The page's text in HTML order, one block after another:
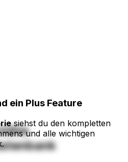
ein Plus Feature
siehst du den kompletten
und alle wichtigen